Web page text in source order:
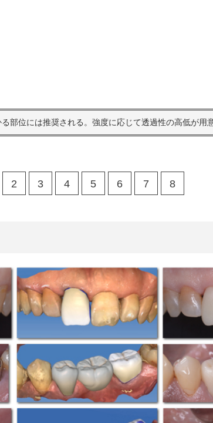
部位には推奨される。強度に応じて透過性の高低が用
2 3 4 5 6 7 8